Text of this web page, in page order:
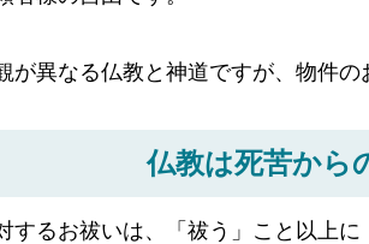
が異なる仏教と神道ですが、物件
仏教は死苦から
するお祓いは、「祓う」こと以上